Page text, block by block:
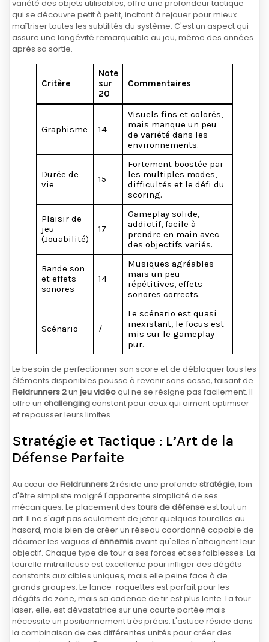
variété des objets utilisables, offre une profondeur tactique
qui se découvre petit à petit, incitant à rejouer pour mieux
maîtriser toutes les subtilités du système. C'est un aspect qui
assure une longévité remarquable au jeu, même des années
après sa sortie.
Critère
Note
sur
20
Commentaires
Graphisme 14
Visuels fins et colorés,
mais manque un peu
de variété dans les
environnements.
Durée de
vie
15
Fortement boostée par
les multiples modes,
difficultés et le défi du
scoring.
Plaisir de
jeu
(Jouabilité)
17
Gameplay solide,
addictif, facile à
prendre en main avec
des objectifs variés.
Bande son
et effets
sonores
14
Musiques agréables
mais un peu
répétitives, effets
sonores corrects.
Scénario /
Le scénario est quasi
inexistant, le focus est
mis sur le gameplay
pur.
Le besoin de perfectionner son score et de débloquer tous les
éléments disponibles pousse à revenir sans cesse, faisant de
Fieldrunners 2un jeu vidéoqui ne se résigne pas facilement. Il
offre un challengingconstant pour ceux qui aiment optimiser
et repousser leurs limites.
Stratégie et Tactique : L’Art de la
Défense Parfaite
Au cœur de Fieldrunners 2réside une profonde stratégie, loin
d'être simpliste malgré l'apparente simplicité de ses
mécaniques. Le placement des tours de défenseest tout un
art. Il ne s'agit pas seulement de jeter quelques tourelles au
hasard, mais bien de créer un réseau coordonné capable de
décimer les vagues d'ennemisavant qu'elles n'atteignent leur
objectif. Chaque type de tour a ses forces et ses faiblesses. La
tourelle mitrailleuse est excellente pour infliger des dégâts
constants aux cibles uniques, mais elle peine face à de
grands groupes. Le lance-roquettes est parfait pour les
dégâts de zone, mais sa cadence de tir est plus lente. La tour
laser, elle, est dévastatrice sur une courte portée mais
nécessite un positionnement très précis. L'astuce réside dans
la combinaison de ces différentes unités pour créer des